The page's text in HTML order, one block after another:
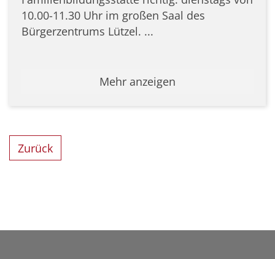
10.00-11.30 Uhr im großen Saal des
Bürgerzentrums Lützel. ...
Mehr anzeigen
Zurück